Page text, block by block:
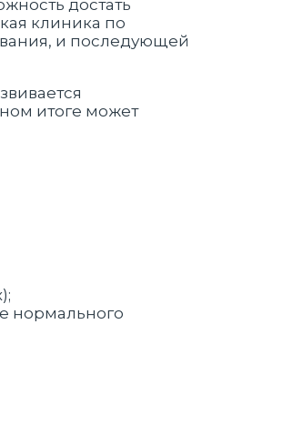
достать
клиника по
и последующей
итоге может
нормального